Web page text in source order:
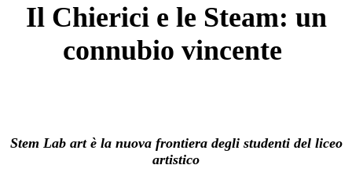
Il Chierici e le Steam: un
connubio vincente
Stem Lab art è la nuova frontiera degli studenti del liceo
artistico